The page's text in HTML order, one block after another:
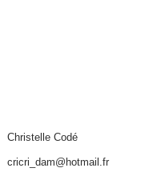
Christelle Codé
cricri_dam@hotmail.fr